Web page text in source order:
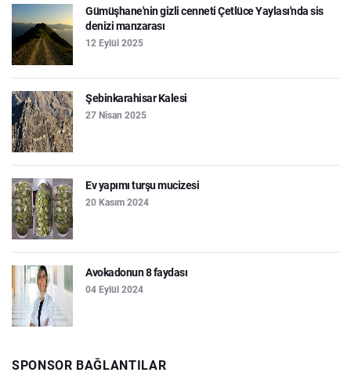
Gümüşhane'nin gizli cenneti Çetlüce Yaylası'nda sis
denizi manzarası
12 Eylül 2025
Şebinkarahisar Kalesi
27 Nisan 2025
Ev yapımı turşu mucizesi
20 Kasım 2024
Avokadonun 8 faydası
04 Eylül 2024
SPONSOR BAĞLANTILAR